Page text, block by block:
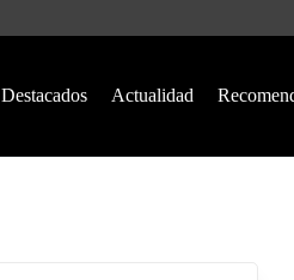
Destacados Actualidad